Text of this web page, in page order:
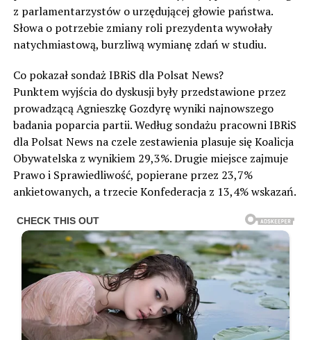
z parlamentarzystów o urzędującej głowie państwa.
Słowa o potrzebie zmiany roli prezydenta wywołały
natychmiastową, burzliwą wymianę zdań w studiu.
Co pokazał sondaż IBRiS dla Polsat News?
Punktem wyjścia do dyskusji były przedstawione przez
prowadzącą Agnieszkę Gozdyrę wyniki najnowszego
badania poparcia partii. Według sondażu pracowni IBRiS
dla Polsat News na czele zestawienia plasuje się Koalicja
Obywatelska z wynikiem 29,3%. Drugie miejsce zajmuje
Prawo i Sprawiedliwość, popierane przez 23,7%
ankietowanych, a trzecie Konfederacja z 13,4% wskazań.